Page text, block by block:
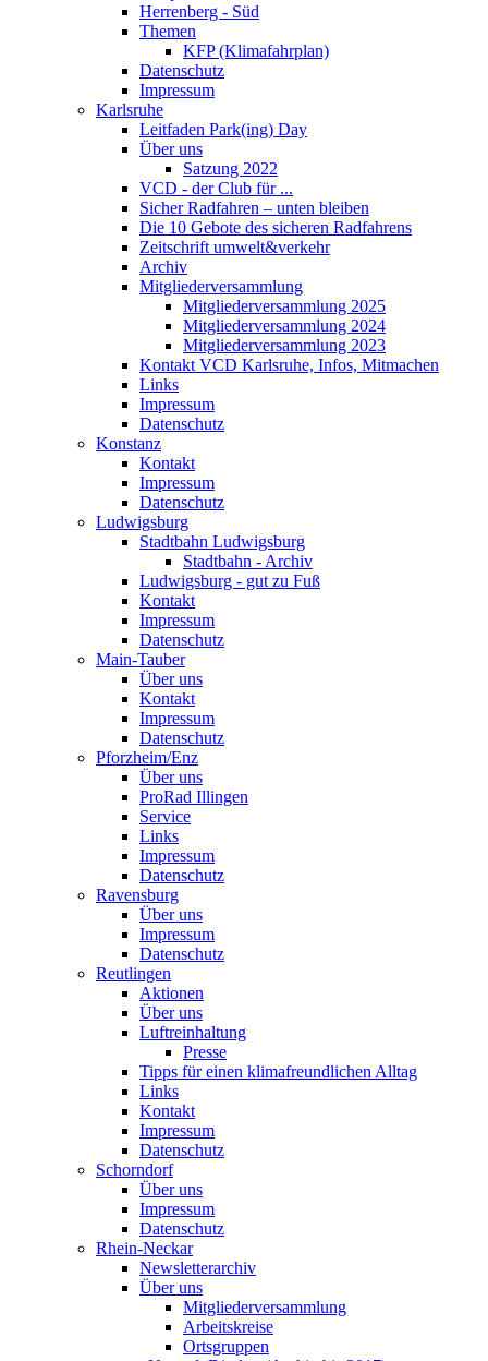
Herrenberg - Süd
Themen
KFP (Klimafahrplan)
Datenschutz
Impressum
Karlsruhe
Leitfaden Park(ing) Day
Über uns
Satzung 2022
VCD - der Club für ...
Sicher Radfahren – unten bleiben
Die 10 Gebote des sicheren Radfahrens
Zeitschrift umwelt&verkehr
Archiv
Mitgliederversammlung
Mitgliederversammlung 2025
Mitgliederversammlung 2024
Mitgliederversammlung 2023
Kontakt VCD Karlsruhe, Infos, Mitmachen
Links
Impressum
Datenschutz
Konstanz
Kontakt
Impressum
Datenschutz
Ludwigsburg
Stadtbahn Ludwigsburg
Stadtbahn - Archiv
Ludwigsburg - gut zu Fuß
Kontakt
Impressum
Datenschutz
Main-Tauber
Über uns
Kontakt
Impressum
Datenschutz
Pforzheim/Enz
Über uns
ProRad Illingen
Service
Links
Impressum
Datenschutz
Ravensburg
Über uns
Impressum
Datenschutz
Reutlingen
Aktionen
Über uns
Luftreinhaltung
Presse
Tipps für einen klimafreundlichen Alltag
Links
Kontakt
Impressum
Datenschutz
Schorndorf
Über uns
Impressum
Datenschutz
Rhein-Neckar
Newsletterarchiv
Über uns
Mitgliederversammlung
Arbeitskreise
Ortsgruppen